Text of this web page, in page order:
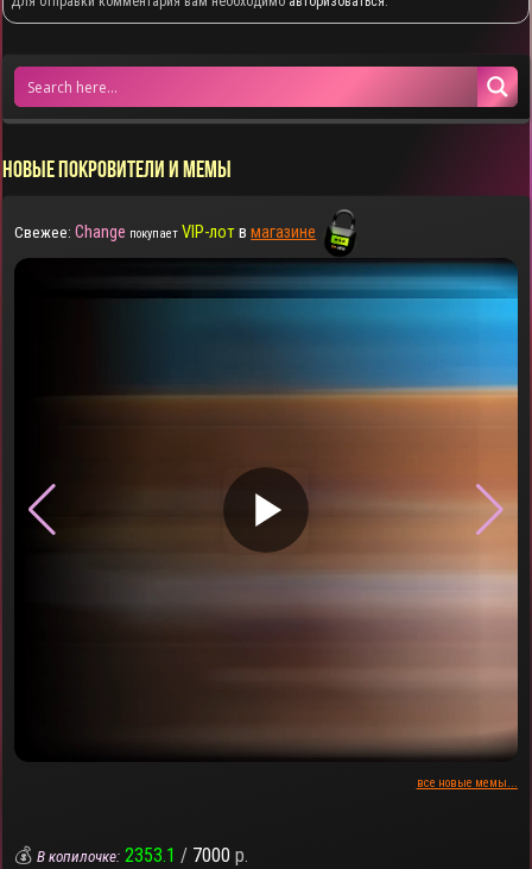
НОВЫЕ ПОКРОВИТЕЛИ И МЕМЫ
Свежее: Change покупает VIP-лотвмагазине
▶
все новые мемы...
💰В копилочке: 2353.1 / 7000 р.